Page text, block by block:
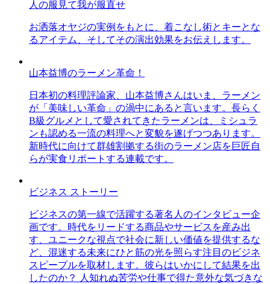
人の服見て我が服直せ
お洒落オヤジの実例をもとに、着こなし術とキーとな
るアイテム、そしてその演出効果をお伝えします。
山本益博のラーメン革命！
日本初の料理評論家、山本益博さんはいま、ラーメン
が「美味しい革命」の渦中にあると言います。長らく
B級グルメとして愛されてきたラーメンは、ミシュラ
ンも認める一流の料理へと変貌を遂げつつあります。
新時代に向けて群雄割拠する街のラーメン店を巨匠自
らが実食リポートする連載です。
ビジネス ストーリー
ビジネスの第一線で活躍する著名人のインタビュー企
画です。時代をリードする商品やサービスを産み出
す、ユニークな視点で社会に新しい価値を提供するな
ど、混迷する未来にひと筋の光を照らす注目のビジネ
スピープルを取材します。彼らはいかにして結果を出
したのか？ 人知れぬ苦労や仕事で得た意外な気づきな